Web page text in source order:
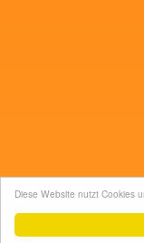
Diese Website nutzt Cookies